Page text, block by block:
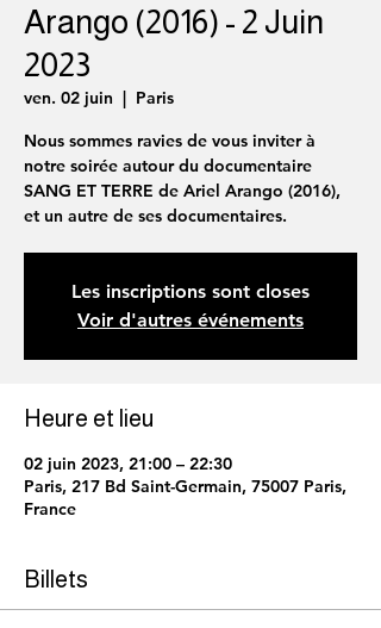
Arango (2016) - 2 Juin
2023
ven. 02 juin
  |
Paris
Nous sommes ravies de vous inviter à
notre soirée autour du documentaire
SANG ET TERRE de Ariel Arango (2016),
Les inscriptions sont closes
Voir d'autres événements
Heure et lieu
02 juin 2023, 21:00 – 22:30
Paris, 217 Bd Saint-Germain, 75007 Paris,
France
Billets